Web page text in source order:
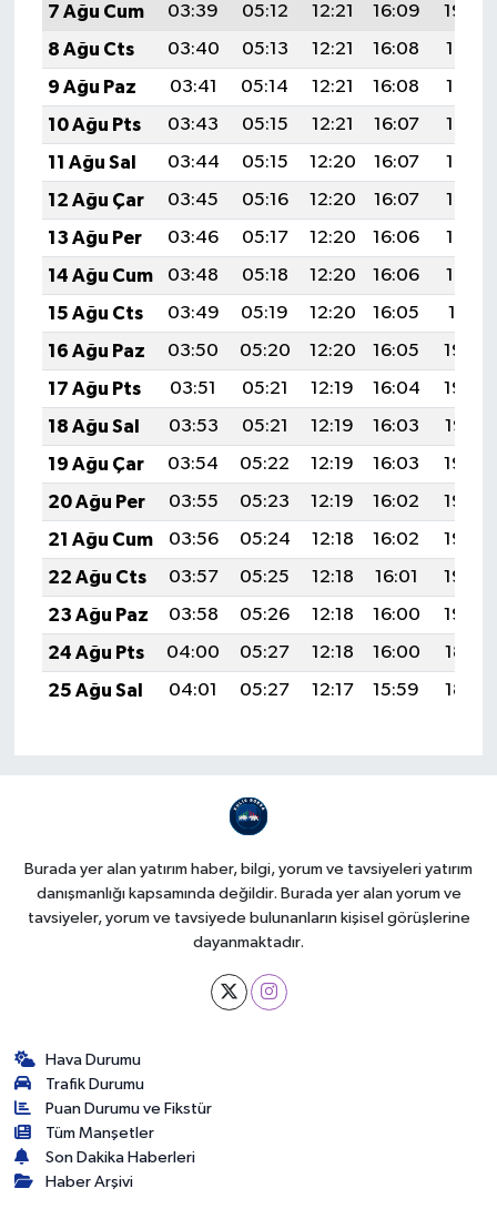
7 Ağu Cum
03:39 05:12 12:21 16:09
19:20
8 Ağu Cts
03:40 05:13 12:21 16:08
19:19
9 Ağu Paz
03:41 05:14 12:21 16:08
19:18
10 Ağu Pts
03:43 05:15 12:21 16:07
19:17
11 Ağu Sal
03:44 05:15 12:20 16:07
19:16
12 Ağu Çar
03:45 05:16 12:20 16:07
19:14
13 Ağu Per
03:46 05:17 12:20 16:06
19:13
14 Ağu Cum
03:48 05:18 12:20 16:06
19:12
15 Ağu Cts
03:49 05:19 12:20 16:05
19:11
16 Ağu Paz
03:50 05:20 12:20 16:05
19:09
17 Ağu Pts
03:51 05:21 12:19 16:04
19:08
18 Ağu Sal
03:53 05:21 12:19 16:03
19:07
19 Ağu Çar
03:54 05:22 12:19 16:03
19:06
20 Ağu Per
03:55 05:23 12:19 16:02
19:04
21 Ağu Cum
03:56 05:24 12:18 16:02
19:03
22 Ağu Cts
03:57 05:25 12:18 16:01
19:02
23 Ağu Paz
03:58 05:26 12:18 16:00
19:00
24 Ağu Pts
04:00 05:27 12:18 16:00
18:59
25 Ağu Sal
04:01 05:27 12:17 15:59 18:58
Burada yer alan yatırım haber, bilgi, yorum ve tavsiyeleri yatırım
danışmanlığı kapsamında değildir. Burada yer alan yorum ve
tavsiyeler, yorum ve tavsiyede bulunanların kişisel görüşlerine
dayanmaktadır.
Hava Durumu
Trafik Durumu
Puan Durumu ve Fikstür
Tüm Manşetler
Son Dakika Haberleri
Haber Arşivi